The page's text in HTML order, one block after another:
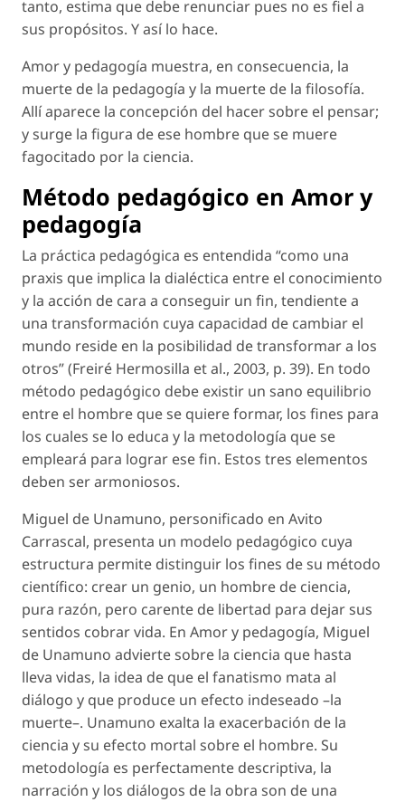
tanto, estima que debe renunciar pues no es fiel a
sus propósitos. Y así lo hace.
Amor y pedagogía muestra, en consecuencia, la
muerte de la pedagogía y la muerte de la filosofía.
Allí aparece la concepción del hacer sobre el pensar;
y surge la figura de ese hombre que se muere
fagocitado por la ciencia.
Método pedagógico en Amor y
pedagogía
La práctica pedagógica es entendida “como una
praxis que implica la dialéctica entre el conocimiento
y la acción de cara a conseguir un fin, tendiente a
una transformación cuya capacidad de cambiar el
mundo reside en la posibilidad de transformar a los
otros” (Freiré Hermosilla et al., 2003, p. 39). En todo
método pedagógico debe existir un sano equilibrio
entre el hombre que se quiere formar, los fines para
los cuales se lo educa y la metodología que se
empleará para lograr ese fin. Estos tres elementos
deben ser armoniosos.
Miguel de Unamuno, personificado en Avito
Carrascal, presenta un modelo pedagógico cuya
estructura permite distinguir los fines de su método
científico: crear un genio, un hombre de ciencia,
pura razón, pero carente de libertad para dejar sus
sentidos cobrar vida. En Amor y pedagogía, Miguel
de Unamuno advierte sobre la ciencia que hasta
lleva vidas, la idea de que el fanatismo mata al
diálogo y que produce un efecto indeseado –la
muerte–. Unamuno exalta la exacerbación de la
ciencia y su efecto mortal sobre el hombre. Su
metodología es perfectamente descriptiva, la
narración y los diálogos de la obra son de una